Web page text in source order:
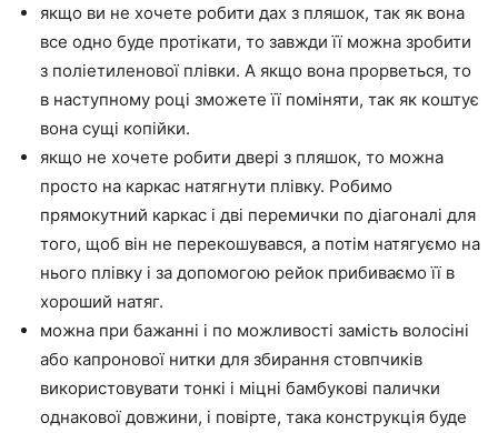
якщо ви не хочете робити дах з пляшок, так як вона
все одно буде протікати, то завжди її можна зробити
з поліетиленової плівки. А якщо вона прорветься, то
в наступному році зможете її поміняти, так як коштує
вона сущі копійки.
якщо не хочете робити двері з пляшок, то можна
просто на каркас натягнути плівку. Робимо
прямокутний каркас і дві перемички по діагоналі для
того, щоб він не перекошувався, а потім натягуємо на
нього плівку і за допомогою рейок прибиваємо її в
хороший натяг.
можна при бажанні і по можливості замість волосіні
або капронової нитки для збирання стовпчиків
використовувати тонкі і міцні бамбукові палички
однакової довжини, і повірте, така конструкція буде